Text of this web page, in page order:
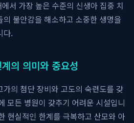
서 가장 높은 수준의 신생아 집중 치
불안감을 해소하고 소중한 생명을
다.
의 의미와 중요성
의 첨단 장비와 고도의 숙련도를 갖
모든 병원이 갖추기 어려운 시설입니
현실적인 한계를 극복하고 산모와 아